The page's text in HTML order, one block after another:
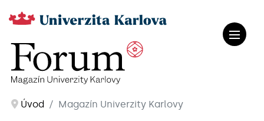
Úvod Magazín Univerzity Karlovy